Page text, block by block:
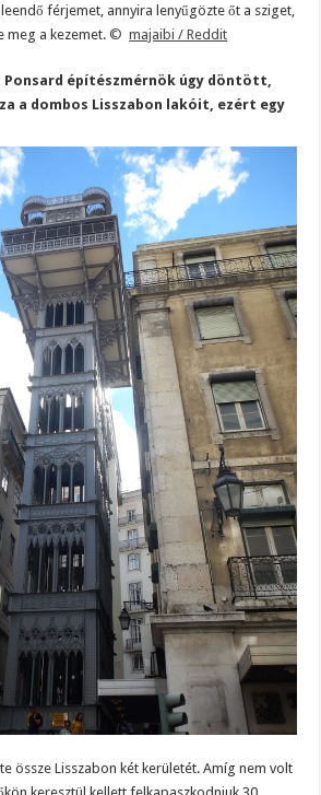
férjemet, annyira lenyűgözte őt a sziget,
meg a kezemet.©majaibi / Reddit
Ponsard építészmérnök úgy döntött,
a dombos Lisszabon lakóit, ezért egy
össze Lisszabon két kerületét. Amíg nem volt